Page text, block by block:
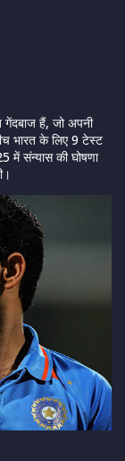
हैं, जो अपनी
भारत के लिए 9 टेस्ट
में संन्यास की घोषणा